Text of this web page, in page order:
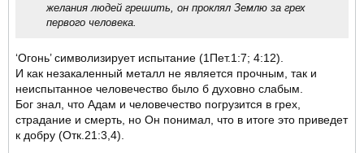
желания людей грешить, он проклял Землю за грех
первого человека.
‘Огонь’ символизирует испытание (1Пет.1:7; 4:12).
И как незакаленный металл не является прочным, так и
неиспытанное человечество было б духовно слабым.
Бог знал, что Адам и человечество погрузится в грех,
страдание и смерть, но Он понимал, что в итоге это приведет
к добру (Отк.21:3,4).